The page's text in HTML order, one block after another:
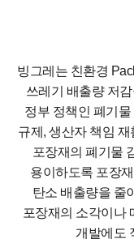
빙그레는 친환경
쓰레기 배출량 저
정부 정책인 폐기
규제, 생산자 책임
포장재의 폐기물
용이하도록 포장
탄소 배출량을 줄
포장재의 소각이나
개발에도